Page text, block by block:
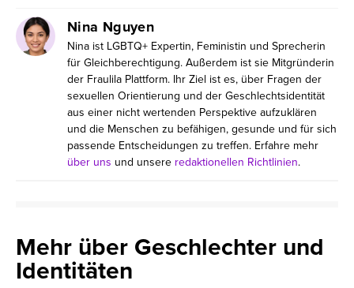
Nina Nguyen
Nina ist LGBTQ+ Expertin, Feministin und Sprecherin
für Gleichberechtigung. Außerdem ist sie Mitgründerin
der Fraulila Plattform. Ihr Ziel ist es, über Fragen der
sexuellen Orientierung und der Geschlechtsidentität
aus einer nicht wertenden Perspektive aufzuklären
und die Menschen zu befähigen, gesunde und für sich
passende Entscheidungen zu treffen. Erfahre mehr
über uns und unsere redaktionellen Richtlinien.
Mehr über Geschlechter und
Identitäten